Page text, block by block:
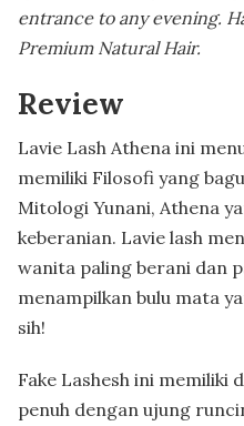
entrance to any evening.
Premium Natural Hair.
Review
Lavie Lash Athena ini
memiliki Filosofi yang
Mitologi Yunani, Athena
keberanian. Lavie lash
wanita paling berani dan
menampilkan bulu mata
sih!
Fake Lashesh ini memiliki
penuh dengan ujung